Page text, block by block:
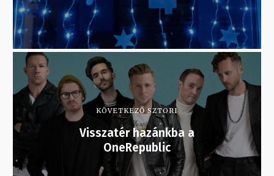
KÖVETKEZŐ SZTORI
Visszatér hazánkba a
OneRepublic